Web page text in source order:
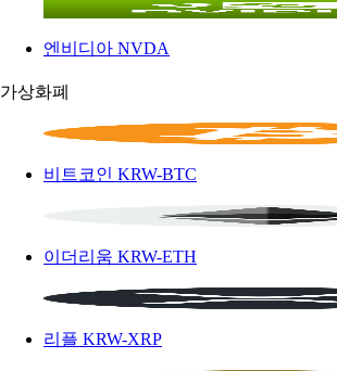
엔비디아 NVDA
가상화폐
비트코인 KRW-BTC
이더리움 KRW-ETH
리플 KRW-XRP